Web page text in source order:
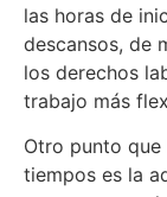
las horas de
descansos, de
los derechos
trabajo más
Otro punto
tiempos es la